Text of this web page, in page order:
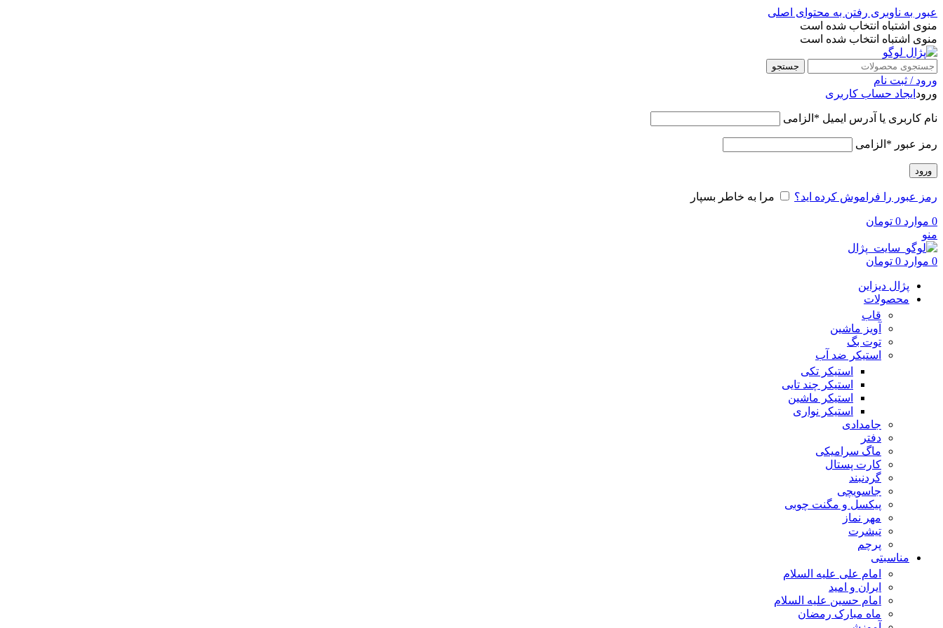
عبور به ناوبری رفتن به محتوای اصلی
منوی اشتباه انتخاب شده است
منوی اشتباه انتخاب شده است
جستجو
ورود / ثبت نام
ورود ایجاد حساب کاربری
نام کاربری یا آدرس ایمیل * الزامی
رمز عبور * الزامی
ورود
رمز عبور را فراموش کرده اید؟ مرا به خاطر بسپار
0 موارد 0 تومان
منو
0 موارد 0 تومان
پژال دیزاین
محصولات
قاب
آویز ماشین
توت بگ
استیکر ضد آب
استیکر تکی
استیکر چند تایی
استیکر ماشین
استیکر نواری
جامدادی
دفتر
ماگ سرامیکی
کارت پستال
گردنبند
جاسویچی
پیکسل و مگنت چوبی
مهر نماز
تیشرت
پرچم
مناسبتی
امام علی علیه السلام
ایران و امید
امام حسین علیه السلام
ماه مبارک رمضان